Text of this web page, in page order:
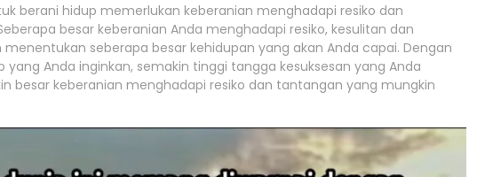
berani hidup memerlukan keberanian menghadapi resiko dan
besar keberanian Anda menghadapi resiko, kesulitan dan
seberapa besar kehidupan yang akan Anda capai. Dengan
yang Anda inginkan, semakin tinggi tangga kesuksesan yang Anda
besar keberanian menghadapi resiko dan tantangan yang mungkin